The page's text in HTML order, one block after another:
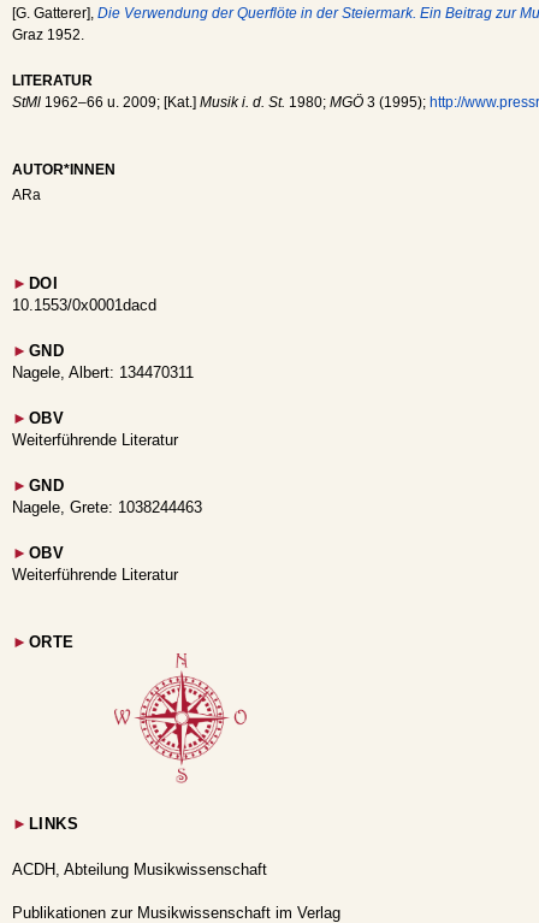
[G. Gatterer], Die Verwendung der Querflöte in der Steiermark. Ein Beitrag zur
Graz 1952.
LITERATUR
StMl 1962–66 u. 2009; [Kat.] Musik i. d. St. 1980; MGÖ 3 (1995); http://
AUTOR*INNEN
ARa
► DOI
10.1553/0x0001dacd
► GND
Nagele, Albert: 134470311
► OBV
Weiterführende Literatur
► GND
Nagele, Grete: 1038244463
► OBV
Weiterführende Literatur
► ORTE
► LINKS
ACDH, Abteilung Musikwissenschaft
Publikationen zur Musikwissenschaft im Verlag